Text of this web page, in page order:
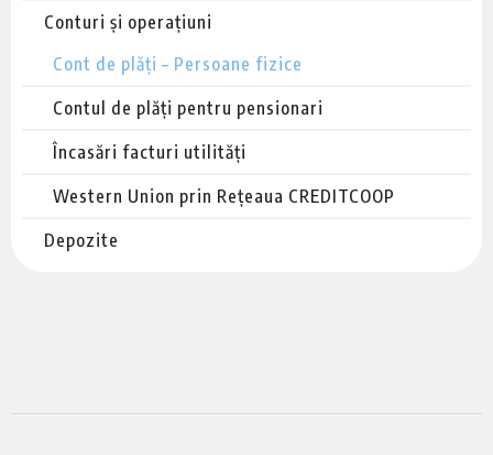
Conturi și operațiuni
Cont de plăți – Persoane fizice
Contul de plăți pentru pensionari
Încasări facturi utilități
Western Union prin Rețeaua CREDITCOOP
Depozite